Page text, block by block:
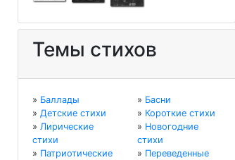
Темы стихов
» Баллады » Басни
» Детские стихи » Короткие стихи
» Лирические
стихи
» Новогодние
стихи
» Патриотические
» Переведенные